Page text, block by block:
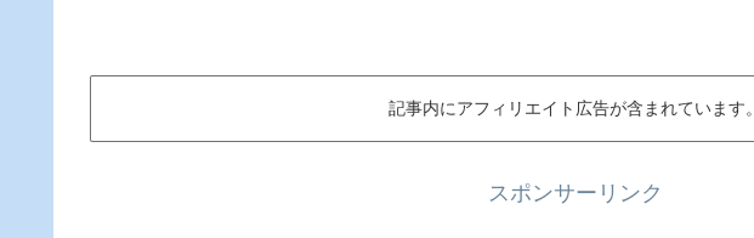
記事内にアフィリエイト広告が含まれています。
スポンサーリンク